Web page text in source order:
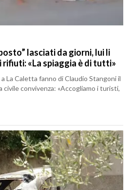
lasciati da giorni, lui li
«La spiaggia è di tutti»
La Caletta fanno di Claudio Stangoni il
civile convivenza: «Accogliamo i turisti,